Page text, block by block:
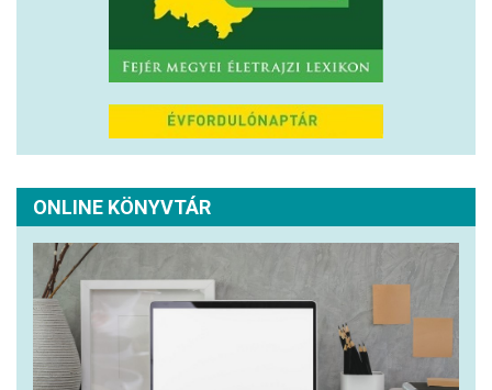
ONLINE KÖNYVTÁR